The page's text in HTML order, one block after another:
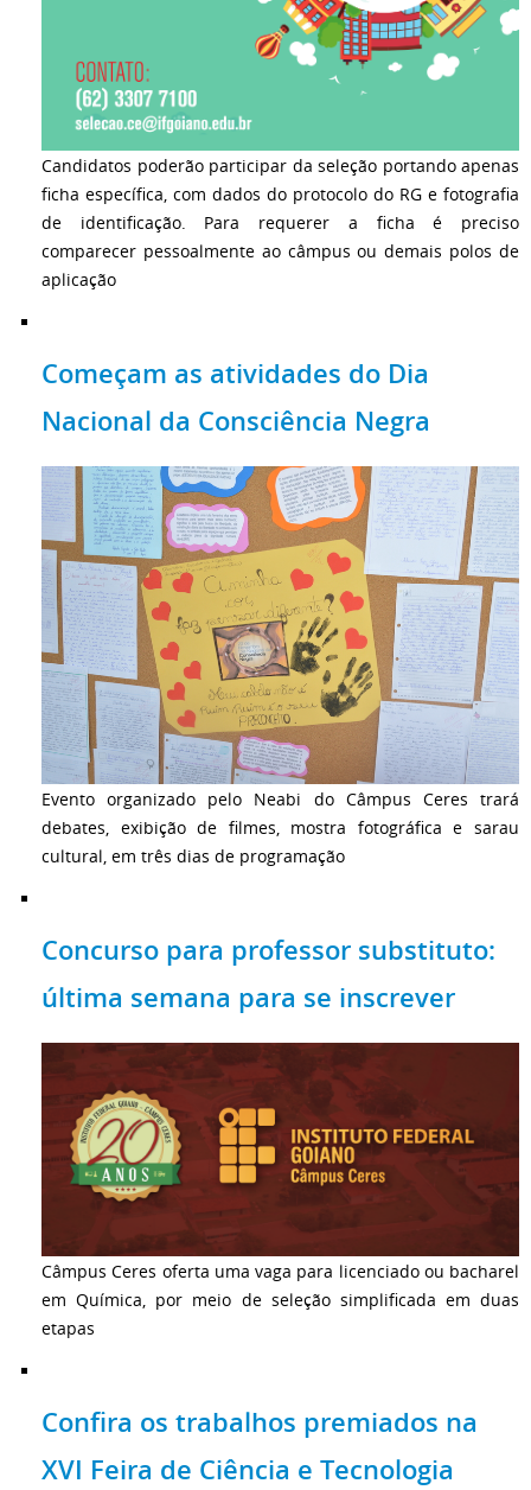
Candidatos poderão participar da seleção portando apenas
ficha específica, com dados do protocolo do RG e fotografia
de identificação. Para requerer a ficha é preciso
comparecer pessoalmente ao câmpus ou demais polos de
aplicação
Começam as atividades do Dia
Nacional da Consciência Negra
Evento organizado pelo Neabi do Câmpus Ceres trará
debates, exibição de filmes, mostra fotográfica e sarau
cultural, em três dias de programação
Concurso para professor substituto:
última semana para se inscrever
Câmpus Ceres oferta uma vaga para licenciado ou bacharel
em Química, por meio de seleção simplificada em duas
etapas
Confira os trabalhos premiados na
XVI Feira de Ciência e Tecnologia